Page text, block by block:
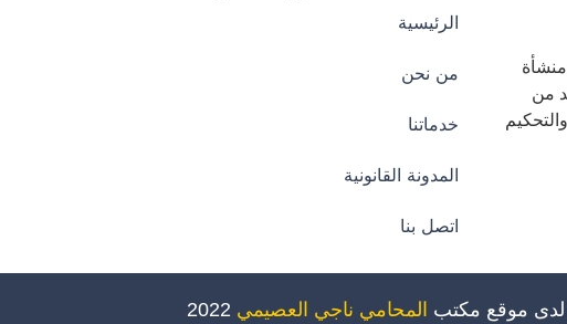
من
الرئيسية
من نحن
خدماتنا
المدونة القانونية
اتصل بنا
موقع مكتب المحامي ناجي العصيمي